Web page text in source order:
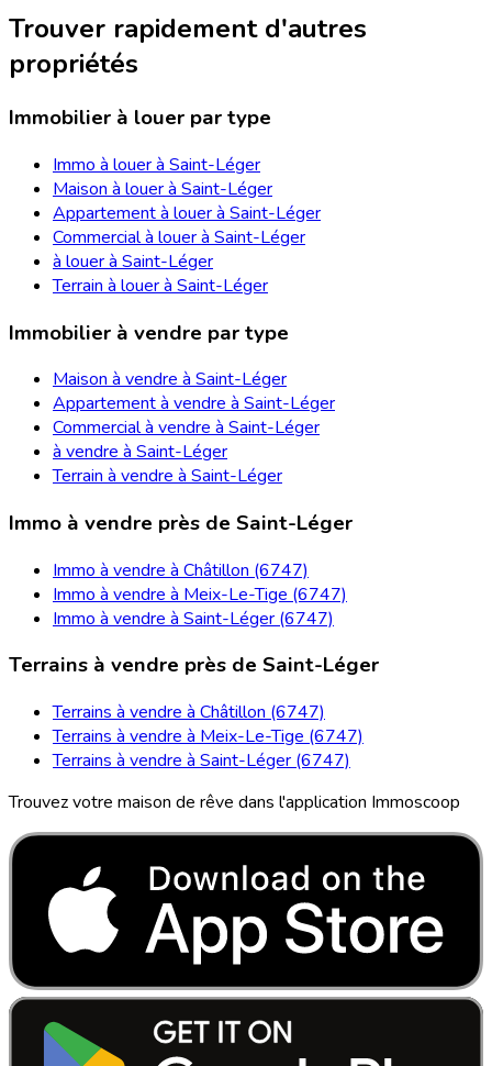
Trouver rapidement d'autres
propriétés
Immobilier à louer par type
Immo à louer à Saint-Léger
Maison à louer à Saint-Léger
Appartement à louer à Saint-Léger
Commercial à louer à Saint-Léger
à louer à Saint-Léger
Terrain à louer à Saint-Léger
Immobilier à vendre par type
Maison à vendre à Saint-Léger
Appartement à vendre à Saint-Léger
Commercial à vendre à Saint-Léger
à vendre à Saint-Léger
Terrain à vendre à Saint-Léger
Immo à vendre près de Saint-Léger
Immo à vendre à Châtillon (6747)
Immo à vendre à Meix-Le-Tige (6747)
Immo à vendre à Saint-Léger (6747)
Terrains à vendre près de Saint-Léger
Terrains à vendre à Châtillon (6747)
Terrains à vendre à Meix-Le-Tige (6747)
Terrains à vendre à Saint-Léger (6747)
Trouvez votre maison de rêve dans l'application Immoscoop